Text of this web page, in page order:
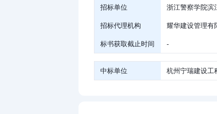
招标单位 浙江警察学院滨
招标代理机构 耀华建设管理有
标书获取截止时间 -
中标单位 杭州宁瑞建设工